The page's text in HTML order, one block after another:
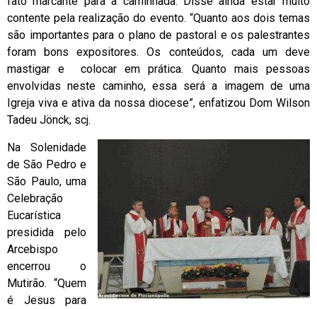
contente pela realização do evento. “Quanto aos dois temas
são importantes para o plano de pastoral e os palestrantes
foram bons expositores. Os conteúdos, cada um deve
mastigar e colocar em prática. Quanto mais pessoas
envolvidas neste caminho, essa será a imagem de uma
Igreja viva e ativa da nossa diocese”, enfatizou Dom Wilson
Tadeu Jönck, scj.
Na Solenidade
de São Pedro e
São Paulo, uma
Celebração
Eucarística
presidida pelo
Arcebispo
encerrou o
Mutirão. “Quem
é Jesus para